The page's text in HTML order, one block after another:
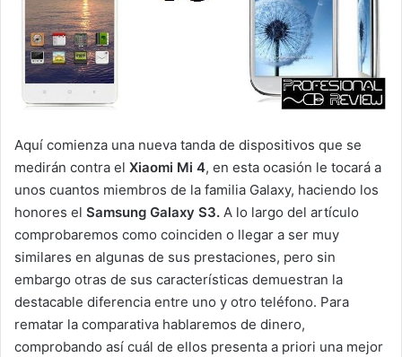
Aquí comienza una nueva tanda de dispositivos que se
medirán contra el Xiaomi Mi 4, en esta ocasión le tocará a
unos cuantos miembros de la familia Galaxy, haciendo los
honores el Samsung Galaxy S3. A lo largo del artículo
comprobaremos como coinciden o llegar a ser muy
similares en algunas de sus prestaciones, pero sin
embargo otras de sus características demuestran la
destacable diferencia entre uno y otro teléfono. Para
rematar la comparativa hablaremos de dinero,
comprobando así cuál de ellos presenta a priori una mejor